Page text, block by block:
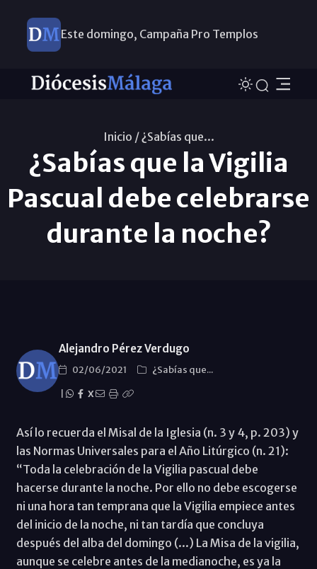
Este domingo, Campaña Pro Templos
Inicio /¿Sabías que...
¿Sabías que la Vigilia
Pascual debe celebrarse
durante la noche?
Alejandro Pérez Verdugo
02/06/2021
¿Sabías que...
X
Así lo recuerda el Misal de la Iglesia (n. 3 y 4, p. 203) y
las Normas Universales para el Año Litúrgico (n. 21):
“Toda la celebración de la Vigilia pascual debe
hacerse durante la noche. Por ello no debe escogerse
ni una hora tan temprana que la Vigilia empiece antes
del inicio de la noche, ni tan tardía que concluya
después del alba del domingo (...) La Misa de la vigilia,
aunque se celebre antes de la medianoche, es ya la